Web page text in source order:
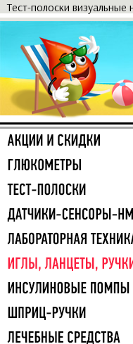
Тест-полоски